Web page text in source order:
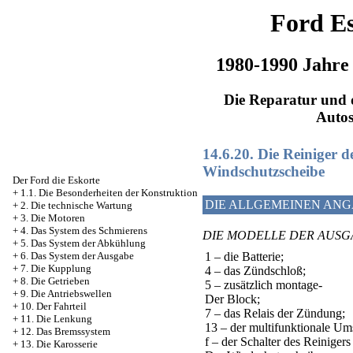
Ford
1980-1990
Die Reparatur und
Autos
Der Ford die Eskorte
+ 1.1. Die Besonderheiten der Konstruktion
+ 2. Die technische Wartung
+ 3. Die Motoren
+ 4. Das System des Schmierens
+ 5. Das System der Abkühlung
+ 6. Das System der Ausgabe
+ 7. Die Kupplung
+ 8. Die Getrieben
+ 9. Die Antriebswellen
+ 10. Der Fahrteil
+ 11. Die Lenkung
+ 12. Das Bremssystem
+ 13. Die Karosserie
14.6.20. Die Reiniger
Windschutzscheibe
DIE ALLGEMEINEN
DIE MODELLE DER
1 – die Batterie;
4 – das Zündschloß;
5 – zusätzlich montage-
Der Block;
7 – das Relais der Zündung;
13 – der multifunktionale
f – der Schalter des Reinigers